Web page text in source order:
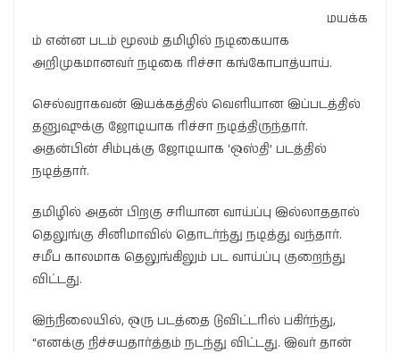
மயக்க
ம் என்ன படம் மூலம் தமிழில் நடிகையாக
அறிமுகமானவர் நடிகை ரிச்சா கங்கோபாத்யாய்.
செல்வராகவன் இயக்கத்தில் வெளியான இப்படத்தில்
தனுஷுக்கு ஜோடியாக ரிச்சா நடித்திருந்தார்.
அதன்பின் சிம்புக்கு ஜோடியாக ‘ஒஸ்தி’ படத்தில்
நடித்தார்.
தமிழில் அதன் பிறகு சரியான வாய்ப்பு இல்லாததால்
தெலுங்கு சினிமாவில் தொடர்ந்து நடித்து வந்தார்.
சமீப காலமாக தெலுங்கிலும் பட வாய்ப்பு குறைந்து
விட்டது.
இந்நிலையில், ஒரு படத்தை டுவிட்டரில் பகிர்ந்து,
“எனக்கு நிச்சயதார்த்தம் நடந்து விட்டது. இவர் தான்